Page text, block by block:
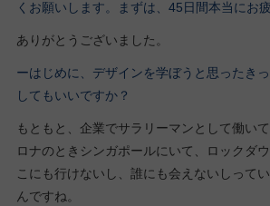
くお願いします。
まずは、45日間本当にお
ありがとうございました。
ーはじめに、デザインを学ぼうと思ったき
してもいいですか？
もともと、企業でサラリーマンとして働い
ロナのときシンガポールにいて、ロックダ
こにも行けないし、誰にも会えないしって
んですね。